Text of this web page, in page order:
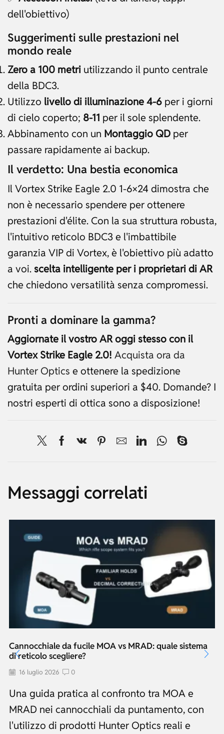
dell'obiettivo)
Suggerimenti sulle prestazioni nel
mondo reale
Zero a 100 metri utilizzando il punto centrale
della BDC3.
Utilizzo livello di illuminazione 4-6 per i giorni
di cielo coperto; 8-11 per il sole splendente.
Abbinamento con un Montaggio QD per
passare rapidamente ai backup.
Il verdetto: Una bestia economica
Il Vortex Strike Eagle 2.0 1-6×24 dimostra che
non è necessario spendere per ottenere
prestazioni d'élite. Con la sua struttura robusta,
l'intuitivo reticolo BDC3 e l'imbattibile
garanzia VIP di Vortex, è l'obiettivo più adatto
a voi.scelta intelligente per i proprietari di AR
che chiedono versatilità senza compromessi.
Pronti a dominare la gamma?
Aggiornate il vostro AR oggi stesso con il
Vortex Strike Eagle 2.0! Acquista ora da
Hunter Optics e ottenere la spedizione
gratuita per ordini superiori a $40. Domande? I
nostri esperti di ottica sono a disposizione!
Messaggi correlati
Cannocchiale da fucile MOA vs MRAD: quale sistema
di reticolo scegliere?
16 luglio 2026 0
Una guida pratica al confronto tra MOA e
MRAD nei cannocchiali da puntamento, con
l'utilizzo di prodotti Hunter Optics reali e